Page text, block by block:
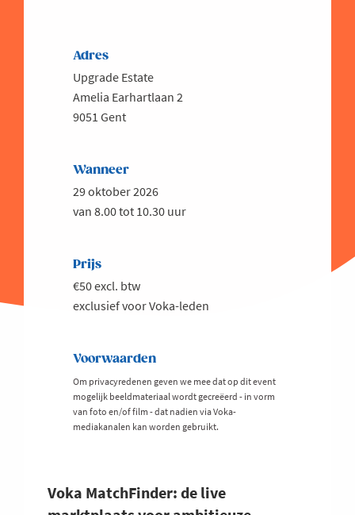
Voka MatchFinder: de live
Adres
Upgrade Estate
Amelia Earhartlaan 2
9051 Gent
Wanneer
29 oktober 2026
van 8.00 tot 10.30 uur
Prijs
€50 excl. btw
exclusief voor Voka-leden
Voorwaarden
Om privacyredenen geven we mee dat op dit event
mogelijk beeldmateriaal wordt gecreëerd - in vorm
van foto en/of film - dat nadien via Voka-
mediakanalen kan worden gebruikt.